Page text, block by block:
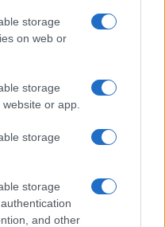
storage
on web or
storage
or app.
storage
storage
and other
29
2026